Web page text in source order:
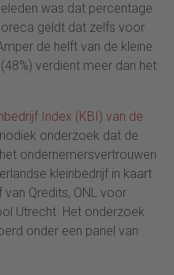
was dat percentage
geldt dat zelfs voor
de helft van de kleine
verdient meer dan het
Index (KBI) van de
onderzoek dat de
ondernemersvertrouwen
kleinbedrijf in kaart
van Qredits, ONL voor
Utrecht. Het onderzoek
onder een panel van